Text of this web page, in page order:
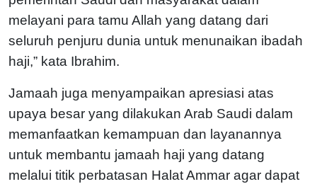
melayani para tamu Allah yang datang dari
seluruh penjuru dunia untuk menunaikan ibadah
haji,” kata Ibrahim.
Jamaah juga menyampaikan apresiasi atas
upaya besar yang dilakukan Arab Saudi dalam
memanfaatkan kemampuan dan layanannya
untuk membantu jamaah haji yang datang
melalui titik perbatasan Halat Ammar agar dapat